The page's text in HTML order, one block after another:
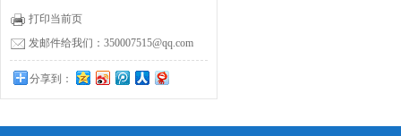
打印当前页
发邮件给我们：350007515@qq.com
分享到：